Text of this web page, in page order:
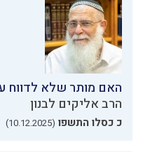
האם מותר שלא לדווח
הרב אליקים לבנון
כ כסלו התשפו (10.12.2025)